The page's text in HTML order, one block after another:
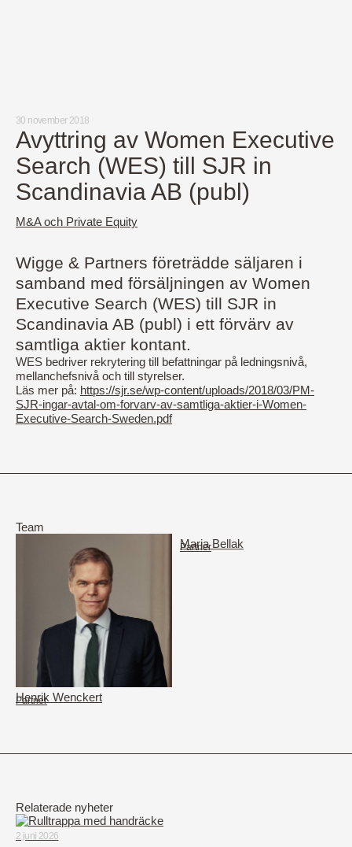
Allmänna villkor
Integritetspolicy
Professionell uppförandekod
30 november 2018
Avyttring av Women Executive
Search (WES) till SJR in
Scandinavia AB (publ)
M&A och Private Equity
Wigge & Partners företrädde säljaren i
samband med försäljningen av Women
Executive Search (WES) till SJR in
Scandinavia AB (publ) i ett förvärv av
samtliga aktier kontant.
WES bedriver rekrytering till befattningar på ledningsnivå,
mellanchefsnivå och till styrelser.
Läs mer på: https://sjr.se/wp-content/uploads/2018/03/PM-
SJR-ingar-avtal-om-forvarv-av-samtliga-aktier-i-Women-
Executive-Search-Sweden.pdf
Team
Henrik Wenckert
Partner
Maria Bellak
Partner
Relaterade nyheter
2 juni 2026